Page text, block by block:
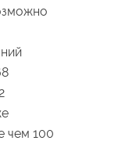
чем 100